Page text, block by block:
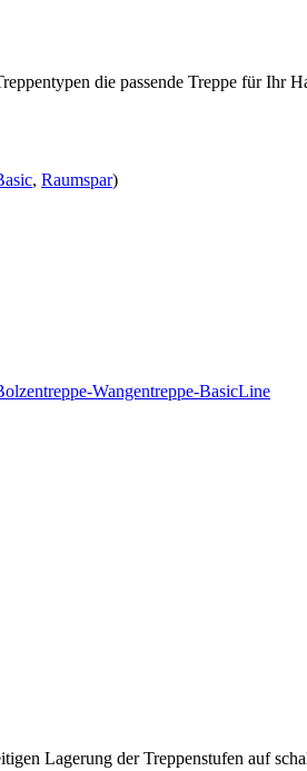
die passende Treppe für Ihr
, Raumspar)
Lagerung der Treppenstufen auf